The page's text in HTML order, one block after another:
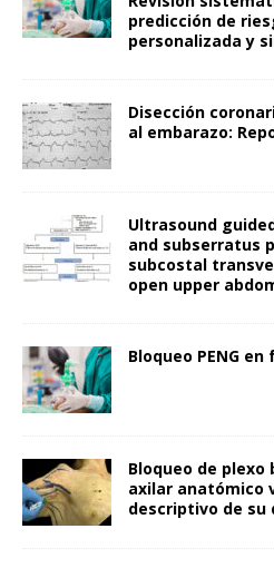
predicción de
personalizada y
Disección
al embarazo:
Ultrasound
and subserratus
subcostal
open upper
Bloqueo PENG
Bloqueo de plexo
axilar anatómico
descriptivo de su